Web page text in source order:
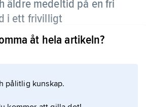
äldre medeltid på en fri
i ett frivilligt
till en annan man och
hushåll.
som nedsättande. Huskarl
åt hela artikeln?
pålitlig kunskap.